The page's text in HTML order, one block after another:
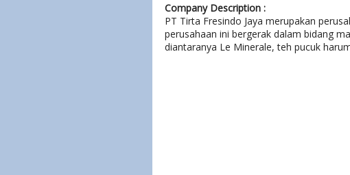
Company Description :
PT Tirta Fresindo Jaya merupakan
perusahaan ini bergerak dalam bidang
diantaranya Le Minerale, teh pucuk